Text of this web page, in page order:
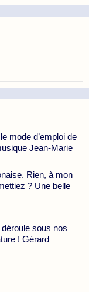
mode d’emploi de
Jean-Marie
Rien, à mon
? Une belle
déroule sous nos
! Gérard